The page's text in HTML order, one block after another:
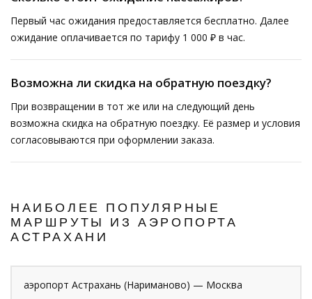
Первый час ожидания предоставляется бесплатно. Далее
ожидание оплачивается по тарифу 1 000 ₽ в час.
Возможна ли скидка на обратную поездку?
При возвращении в тот же или на следующий день
возможна скидка на обратную поездку. Её размер и условия
согласовываются при оформлении заказа.
НАИБОЛЕЕ ПОПУЛЯРНЫЕ
МАРШРУТЫ ИЗ АЭРОПОРТА
АСТРАХАНИ
аэропорт Астрахань (Нариманово) — Москва